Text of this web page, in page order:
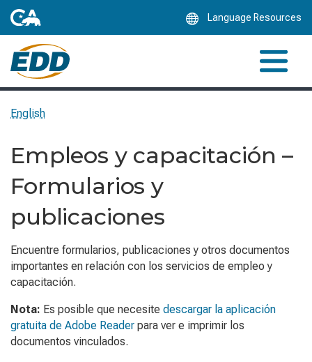
Language Resources
English
Empleos y capacitación –
Formularios y
publicaciones
Encuentre formularios, publicaciones y otros documentos
importantes en relación con los servicios de empleo y
capacitación.
Nota: Es posible que necesite descargar la aplicación
gratuita de Adobe Reader para ver e imprimir los
documentos vinculados.